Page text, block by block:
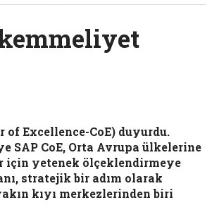
Excellence-CoE) duyurdu.
SAP CoE, Orta Avrupa ülkelerine
için yetenek ölçeklendirmeye
stratejik bir adım olarak
kıyı merkezlerinden biri